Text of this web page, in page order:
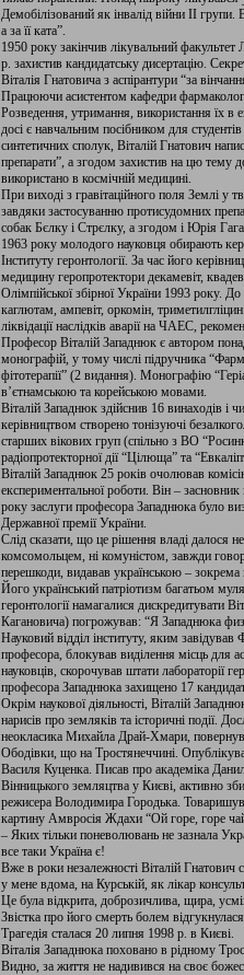
Демобілізований як інвалід війни ІІ
а за її ката”.
1950 року закінчив лікувальний
р. захистив кандидатську дисертацію.
Віталія Гнатовича з аспірантури “за
Працюючи асистентом кафедри
Розведення, утримання, використання їх в
досі є навчальним посібником для
синтетичних сполук, Віталій Гнатович
препарати”, а згодом захистив на цю тему
використано в космічній медицині.
При виході з гравітаційного поля Землі у
завдяки застосуванню протисудомних
собак Бєлку і Стрєлку, а згодом і Юрія
1963 року молодого науковця обирають
Інституту геронтології. За час його
медицину геропротектори декамевіт,
Олімпійської збірної України 1993 року.
каглютам, ампевіт, оркомін,
ліквідації наслідків аварії на ЧАЕС,
Професор Віталій Западнюк є автором
монографій, у тому числі підручника
фітотерапії” (2 видання). Монографію
в’єтнамською та корейською мовами.
Віталій Западнюк здійснив 16 винаходів і
керівництвом створено тонізуючі
старших вікових груп (спільно з ВО
радіопротекторної дії “Цілюща” та
Віталій Западнюк 25 років очолював
експериментальної роботи. Він –
року заслуги професора Западнюка було
Державної премії України.
Слід сказати, що це рішення владі далося
комсомольцем, ні комуністом, завжди
перешкоди, видавав українською –
Його український патріотизм багатьом
геронтології намагалися дискредитувати
Кагановича) погрожував: “Я Западнюка
Науковий відділ інституту, яким завідував
професора, блокував виділення місць для
науковців, скорочував штати лабораторії
професора Западнюка захищено 17
Окрім наукової діяльності, Віталій
нарисів про земляків та історичні події.
неокласика Михайла Драй-Хмари,
Ободівки, що на Тростянеччині.
Василя Куценка. Писав про академіка
Вінницького земляцтва у Києві, активно
режисера Володимира Городька.
картину Амвросія Ждахи “Ой горе, горе
– Яких тільки поневолювань не зазнала
все таки Україна є!
Вже в роки незалежності Віталій
у мене вдома, на Курській, як лікар
Це була відкрита, доброзичлива, щира,
Звістка про його смерть болем
Трагедія сталася 20 липня 1998 р. в Києві.
Віталія Западнюка поховано в рідному
Видно, за життя не надивився на своє